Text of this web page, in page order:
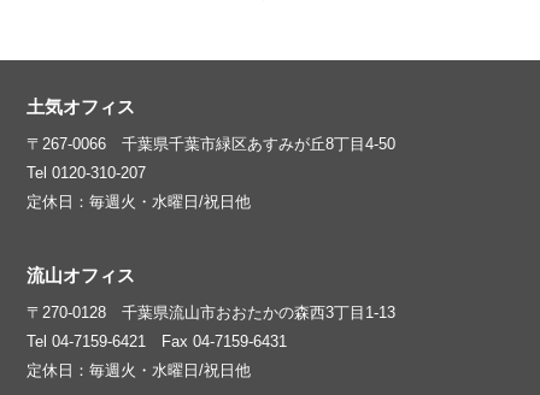
土気オフィス
〒267-0066 千葉県千葉市緑区あすみが丘8丁目4-50
Tel 0120-310-207
定休日：毎週火・水曜日/祝日他
流山オフィス
〒270-0128 千葉県流山市おおたかの森西3丁目1-13
Tel 04-7159-6421 Fax 04-7159-6431
定休日：毎週火・水曜日/祝日他